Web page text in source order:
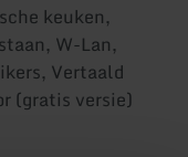
keuken,
W-Lan,
Vertaald
(gratis versie)